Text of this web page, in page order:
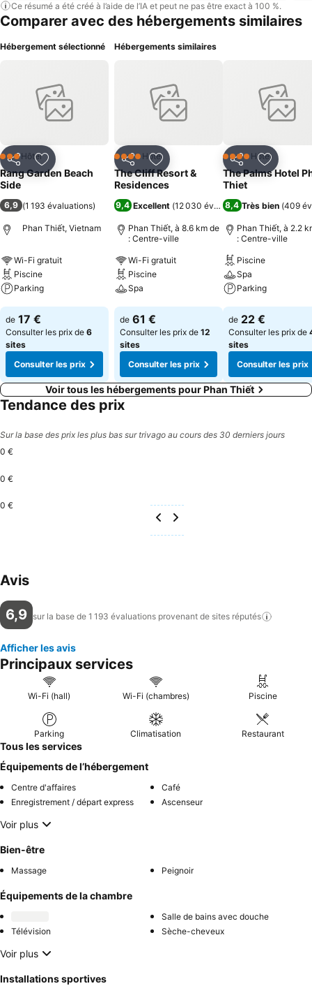
Ce résumé a été créé à l’aide de l’IA et peut ne pas être exact à 100 %.
Comparer avec des hébergements similaires
Hébergement sélectionné
PartagerAjouter à mes favoris
3 ÉtoilesHôtel
Rang Garden Beach
Side
6,9 (1 193 évaluations)
Phan Thiết, Vietnam
Wi-Fi gratuit
Piscine
Parking
Consulter les prix
de 17 €
Consulter les prix de 6
sites
Consulter les prix
Hébergements similaires
PartagerAjouter à mes favoris
4 ÉtoilesHôtel
The Cliff Resort &
Residences
9,4 Excellent (12 030 évaluations)
Phan Thiết, à 8.6 km de
: Centre-ville
Wi-Fi gratuit
Piscine
Spa
Consulter les prix
de 61 €
Consulter les prix de 12
sites
Consulter les prix
PartagerAjouter
4 ÉtoilesHôtel
The Palms Hotel
Thiet
8,4 Très bien (409
Phan Thiết, à 2.2
: Centre-ville
Piscine
Spa
Parking
Consulter les
de 22 €
Consulter les prix de
sites
Consulter les prix
Voir tous les hébergements pour Phan Thiết
Tendance des prix
Sur la base des prix les plus bas sur trivago au cours des 30 derniers jours
0 €
0 €
0 €
Avis
6,9 sur la base de 1 193 évaluations provenant de sites réputés
Afficher les avis
Principaux services
Wi-Fi (hall) Wi-Fi (chambres) Piscine
Parking Climatisation Restaurant
Tous les services
Équipements de l’hébergement
Centre d'affaires
Café
Enregistrement / départ express
Ascenseur
Voir plus
Bien-être
Massage Peignoir
Équipements de la chambre
Salle de bains avec douche
Télévision
Sèche-cheveux
Voir plus
Installations sportives